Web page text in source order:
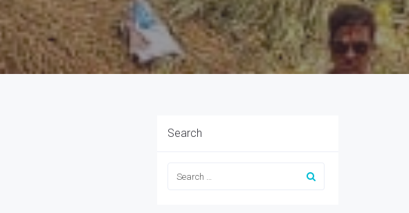
Search